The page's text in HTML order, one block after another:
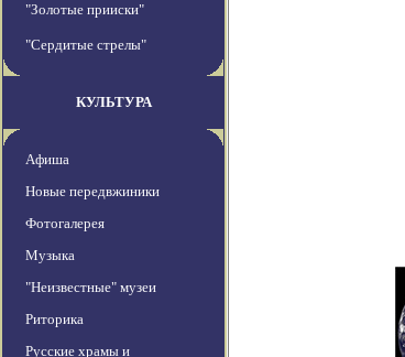
"Золотые прииски"
"Сердитые стрелы"
КУЛЬТУРА
Афиша
Новые передвжиники
Фотогалерея
Музыка
"Неизвестные" музеи
Риторика
Русские храмы и